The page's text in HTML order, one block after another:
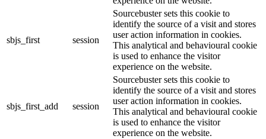
sbjs_first session
Sourcebuster sets this cookie to
identify the source of a visit and stores
user action information in cookies.
This analytical and behavioural cookie
is used to enhance the visitor
experience on the website.
sbjs_first_add session
Sourcebuster sets this cookie to
identify the source of a visit and stores
user action information in cookies.
This analytical and behavioural cookie
is used to enhance the visitor
experience on the website.